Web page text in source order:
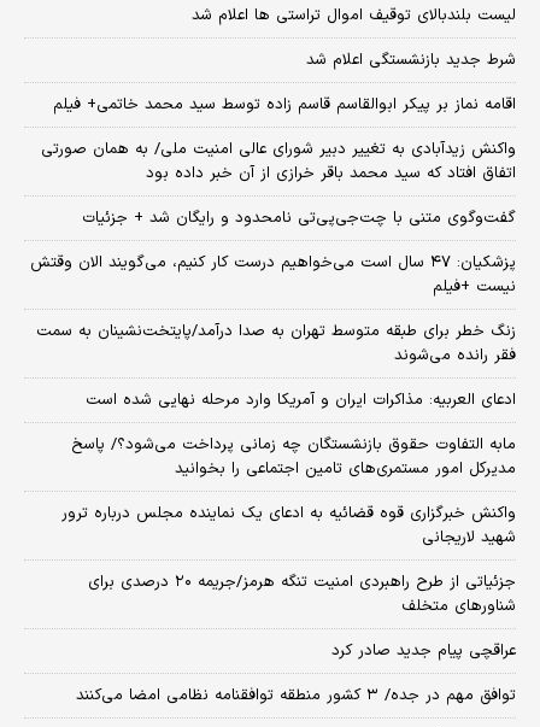
لیست بلندبالای توقیف اموال تراستی ها اعلام شد
شرط جدید بازنشستگی اعلام شد
اقامه نماز بر پیکر ابوالقاسم قاسم زاده توسط سید محمد خاتمی+ فیلم
واکنش زیدآبادی به تغییر دبیر شورای عالی امنیت ملی/ به همان صورتی
اتفاق افتاد که سید محمد باقر خرازی از آن خبر داده بود
گفت‌وگوی متنی با چت‌جی‌پی‌تی نامحدود و رایگان شد + جزئیات
پزشکیان: ۴۷ سال است می‌خواهیم درست کار کنیم، می‌گویند الان وقتش
نیست +فیلم
زنگ خطر برای طبقه متوسط تهران به صدا درآمد/پایتخت‌نشینان به سمت
فقر رانده می‌شوند
ادعای العربیه: مذاکرات ایران و آمریکا وارد مرحله نهایی شده است
مابه التفاوت حقوق بازنشستگان چه زمانی پرداخت می‌شود؟/ پاسخ
مدیرکل امور مستمری‌های تامین اجتماعی را بخوانید
واکنش خبرگزاری قوه قضائیه به ادعای یک نماینده مجلس درباره ترور
شهید لاریجانی
جزئیاتی از طرح راهبردی امنیت تنگه هرمز/جریمه ۲۰ درصدی برای
شناورهای متخلف
عراقچی پیام جدید صادر کرد
توافق مهم در جده/ ۳ کشور منطقه توافقنامه نظامی امضا می‌کنند